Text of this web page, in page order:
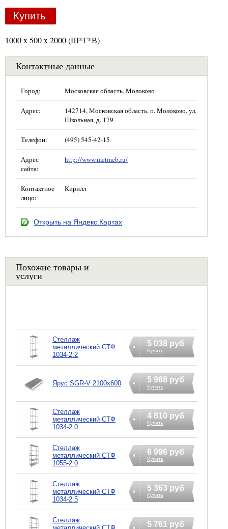
Купить
1000 x 500 x 2000 (Ш*Г*В)
Контактные данные
Город: Московская область, Молоково
Адрес:
142714, Московская область, п. Молоково, ул.
Школьная, д. 179
Телефон: (495) 545-42-15
Адрес
сайта:
http://www.metmeb.ru/
Контактное
лицо:
Кирилл
Открыть на Яндекс.Картах
Похожие товары и
услуги
Стеллаж
металлический СТФ
1034-2.2
5 038 руб
Купить
Ярус SGR-V 2100х600 5 968 руб
Купить
Стеллаж
металлический СТФ
1034-2.0
4 810 руб
Купить
Стеллаж
металлический СТФ
1055-2.0
6 996 руб
Купить
Стеллаж
металлический СТФ
1034-2.5
5 363 руб
Купить
Стеллаж
металлический СТФ
5 761 руб